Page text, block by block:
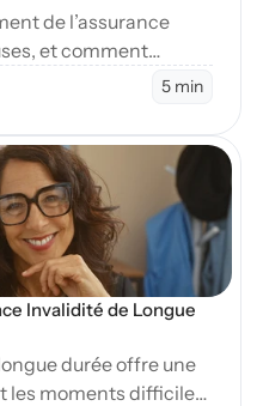
de l’assurance
et comment
de diagnostic
5 min
Invalidité de Longue
durée offre une
les moments difficiles.